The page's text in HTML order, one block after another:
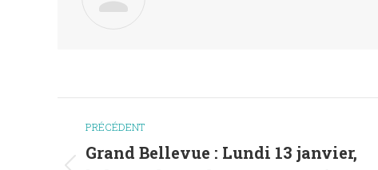
Navigation
article
PRÉCÉDENT
Grand Bellevue : Lundi 13 janvier,